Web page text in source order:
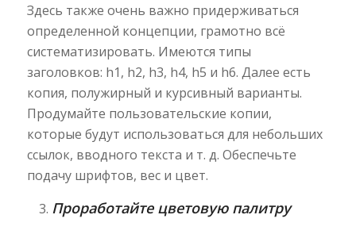
Здесь также очень важно придерживаться
определенной концепции, грамотно всё
систематизировать. Имеются типы
заголовков: h1, h2, h3, h4, h5 и h6. Далее есть
копия, полужирный и курсивный варианты.
Продумайте пользовательские копии,
которые будут использоваться для небольших
ссылок, вводного текста и т. д. Обеспечьте
подачу шрифтов, вес и цвет.
Проработайте цветовую палитру